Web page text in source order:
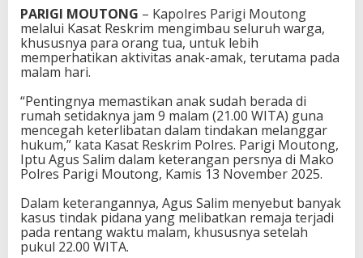
n
t
i
n
y
a
P
e
n
g
w
a
s
PARIGI MOUTONG – Kapolres Parigi Moutong
melalui Kasat Reskrim mengimbau seluruh warga,
khususnya para orang tua, untuk lebih
memperhatikan aktivitas anak-amak, terutama pada
malam hari.
“Pentingnya memastikan anak sudah berada di
rumah setidaknya jam 9 malam (21.00 WITA) guna
mencegah keterlibatan dalam tindakan melanggar
hukum,” kata Kasat Reskrim Polres. Parigi Moutong,
Iptu Agus Salim dalam keterangan persnya di Mako
Polres Parigi Moutong, Kamis 13 November 2025.
Dalam keterangannya, Agus Salim menyebut banyak
kasus tindak pidana yang melibatkan remaja terjadi
pada rentang waktu malam, khususnya setelah
pukul 22.00 WITA.